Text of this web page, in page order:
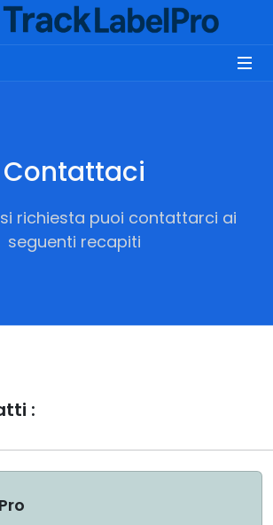
Contattaci
richiesta puoi contattarci ai
seguenti recapiti
: